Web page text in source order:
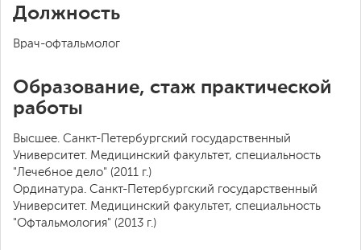
Должность
Врач-офтальмолог
Образование, стаж практической
работы
Высшее. Санкт-Петербургский государственный
Университет. Медицинский факультет, специальность
"Лечебное дело" (2011 г.)
Ординатура. Санкт-Петербургский государственный
Университет. Медицинский факультет, специальность
"Офтальмология" (2013 г.)